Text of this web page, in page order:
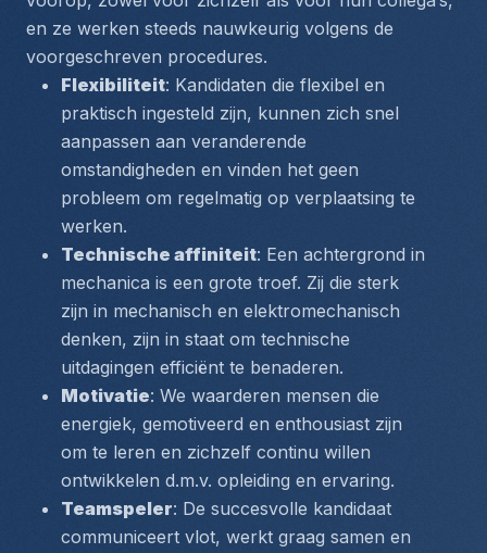
en ze werken steeds nauwkeurig volgens de
voorgeschreven procedures.
Flexibiliteit: Kandidaten die flexibel en
praktisch ingesteld zijn, kunnen zich snel
aanpassen aan veranderende
omstandigheden en vinden het geen
probleem om regelmatig op verplaatsing te
werken.
Technische affiniteit: Een achtergrond in
mechanica is een grote troef. Zij die sterk
zijn in mechanisch en elektromechanisch
denken, zijn in staat om technische
uitdagingen efficiënt te benaderen.
Motivatie: We waarderen mensen die
energiek, gemotiveerd en enthousiast zijn
om te leren en zichzelf continu willen
ontwikkelen d.m.v. opleiding en ervaring.
Teamspeler: De succesvolle kandidaat
communiceert vlot, werkt graag samen en